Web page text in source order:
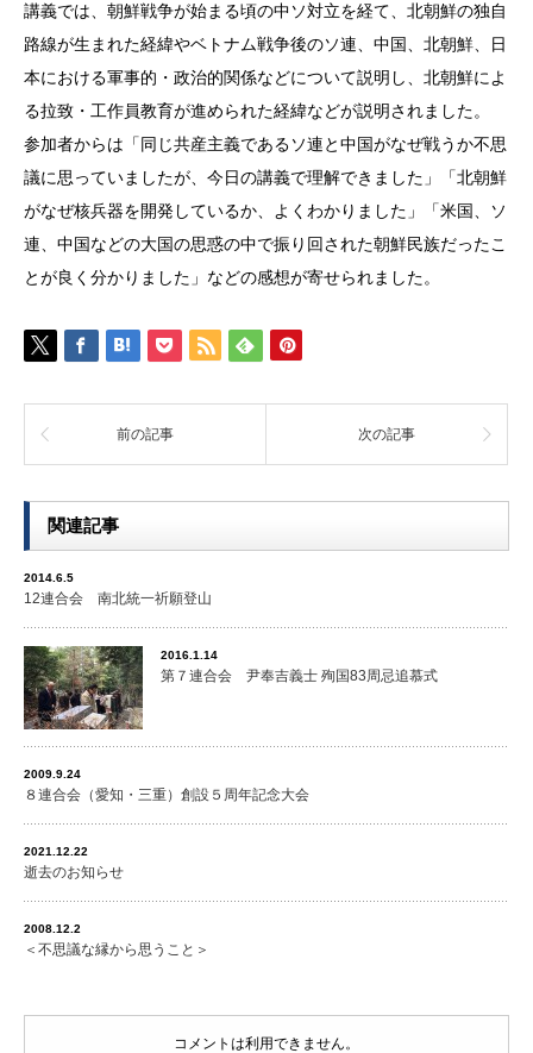
講義では、朝鮮戦争が始まる頃の中ソ対立を経て、北朝鮮の独自
路線が生まれた経緯やベトナム戦争後のソ連、中国、北朝鮮、日
本における軍事的・政治的関係などについて説明し、北朝鮮によ
る拉致・工作員教育が進められた経緯などが説明されました。
参加者からは「同じ共産主義であるソ連と中国がなぜ戦うか不思
議に思っていましたが、今日の講義で理解できました」「北朝鮮
がなぜ核兵器を開発しているか、よくわかりました」「米国、ソ
連、中国などの大国の思惑の中で振り回された朝鮮民族だったこ
とが良く分かりました」などの感想が寄せられました。
前の記事 次の記事
関連記事
2014.6.5
12連合会 南北統一祈願登山
2016.1.14
第７連合会 尹奉吉義士 殉国83周忌追慕式
2009.9.24
８連合会（愛知・三重）創設５周年記念大会
2021.12.22
逝去のお知らせ
2008.12.2
＜不思議な縁から思うこと＞
コメントは利用できません。